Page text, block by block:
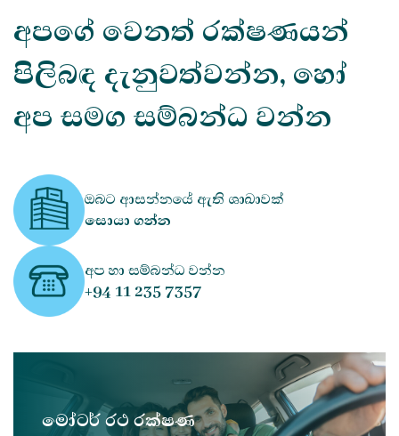
අපගේ වෙනත් රක්ෂණයන්
පිලිබඳ දැනුවත්වන්න, හෝ
අප සමග සම්බන්ධ වන්න
ඔබට ආසන්නයේ ඇති ශාඛාවක්
සොයා ගන්න
අප හා සම්බන්ධ වන්න
+94 11 235 7357
මෝටර් රථ රක්ෂණ